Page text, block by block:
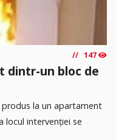
147
dintr-un bloc de
la un apartament
locul intervenției se